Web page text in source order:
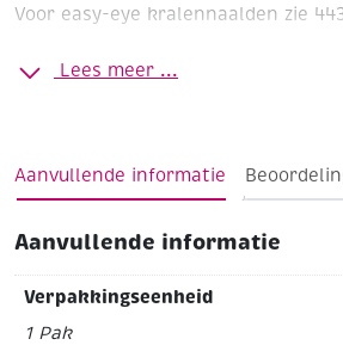
Voor easy-eye kralennaalden zie
Lees meer ...
Aanvullende informatie
Aanvullende informatie
Verpakkingseenheid
1 Pak